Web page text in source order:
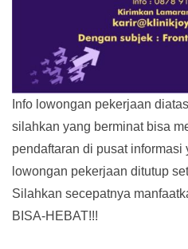
Info lowongan pekerjaan
silahkan yang berminat bisa
pendaftaran di pusat informasi
lowongan pekerjaan ditutup
Silahkan secepatnya
BISA-HEBAT!!!